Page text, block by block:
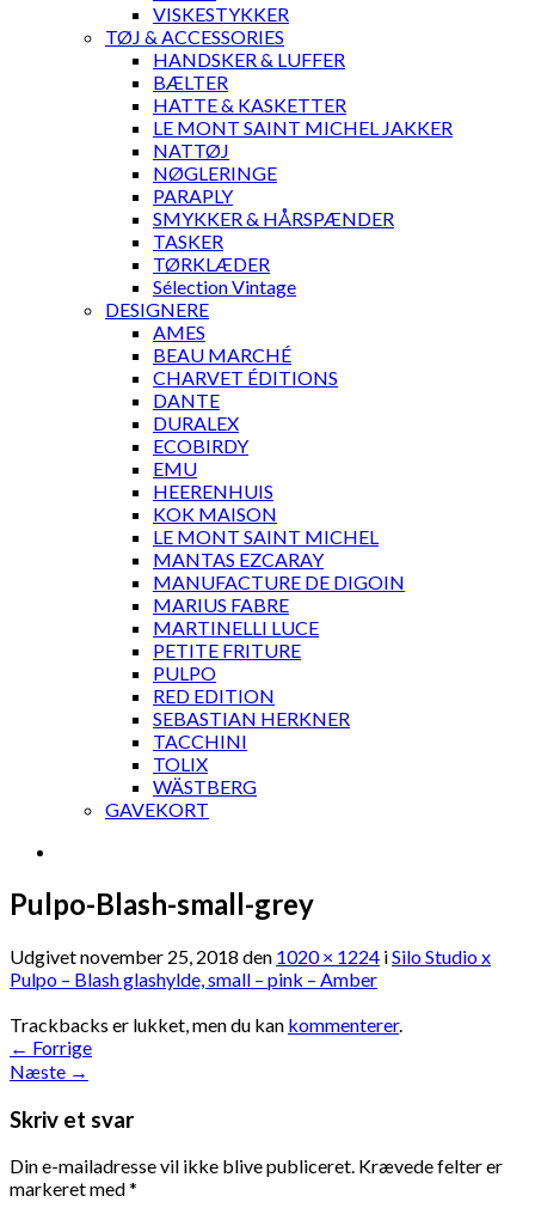
VISKESTYKKER
TØJ & ACCESSORIES
HANDSKER & LUFFER
BÆLTER
HATTE & KASKETTER
LE MONT SAINT MICHEL JAKKER
NATTØJ
NØGLERINGE
PARAPLY
SMYKKER & HÅRSPÆNDER
TASKER
TØRKLÆDER
Sélection Vintage
DESIGNERE
AMES
BEAU MARCHÉ
CHARVET ÉDITIONS
DANTE
DURALEX
ECOBIRDY
EMU
HEERENHUIS
KOK MAISON
LE MONT SAINT MICHEL
MANTAS EZCARAY
MANUFACTURE DE DIGOIN
MARIUS FABRE
MARTINELLI LUCE
PETITE FRITURE
PULPO
RED EDITION
SEBASTIAN HERKNER
TACCHINI
TOLIX
WÄSTBERG
GAVEKORT
Pulpo-Blash-small-grey
Udgivetnovember 25, 2018 den 1020 × 1224 iSilo Studio x
Pulpo – Blash glashylde, small – pink – Amber
Trackbacks er lukket, men du kan kommenterer.
← Forrige
Næste →
Skriv et svar
Din e-mailadresse vil ikke blive publiceret. Krævede felter er
markeret med*